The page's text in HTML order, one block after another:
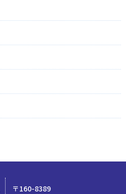
〒160-8389